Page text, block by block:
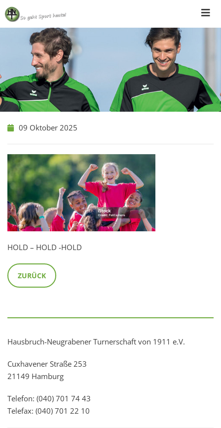
Skip
to
content
09 Oktober 2025
HOLD – HOLD -HOLD
ZURÜCK
Hausbruch-Neugrabener Turnerschaft von 1911 e.V.
Cuxhavener Straße 253
21149 Hamburg
Telefon: (040) 701 74 43
Telefax: (040) 701 22 10